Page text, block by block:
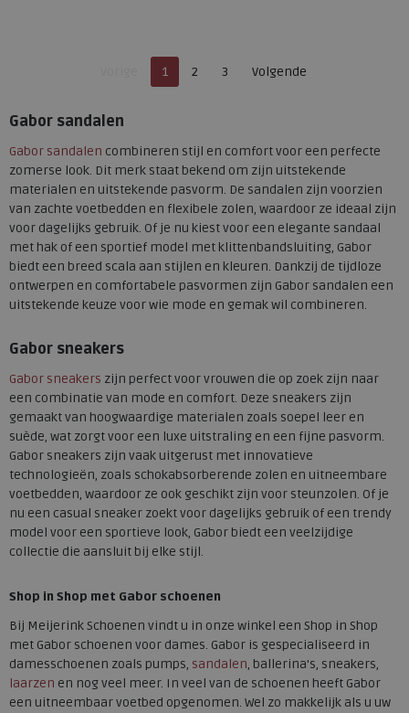
7,5
Je bent op pagina
1 2 3 VolgendePagina
Gabor sandalen
Gabor sandalen combineren stijl en comfort voor een perfecte
zomerse look. Dit merk staat bekend om zijn uitstekende
materialen en uitstekende pasvorm. De sandalen zijn voorzien
van zachte voetbedden en flexibele zolen, waardoor ze ideaal zijn
voor dagelijks gebruik. Of je nu kiest voor een elegante sandaal
met hak of een sportief model met klittenbandsluiting, Gabor
biedt een breed scala aan stijlen en kleuren. Dankzij de tijdloze
ontwerpen en comfortabele pasvormen zijn Gabor sandalen een
uitstekende keuze voor wie mode en gemak wil combineren.
Gabor sneakers
Gabor sneakers zijn perfect voor vrouwen die op zoek zijn naar
een combinatie van mode en comfort. Deze sneakers zijn
gemaakt van hoogwaardige materialen zoals soepel leer en
suède, wat zorgt voor een luxe uitstraling en een fijne pasvorm.
Gabor sneakers zijn vaak uitgerust met innovatieve
technologieën, zoals schokabsorberende zolen en uitneembare
voetbedden, waardoor ze ook geschikt zijn voor steunzolen. Of je
nu een casual sneaker zoekt voor dagelijks gebruik of een trendy
model voor een sportieve look, Gabor biedt een veelzijdige
collectie die aansluit bij elke stijl.
Shop in Shop met Gabor schoenen
Bij Meijerink Schoenen vindt u in onze winkel een Shop in Shop
met Gabor schoenen voor dames. Gabor is gespecialiseerd in
damesschoenen zoals pumps, sandalen, ballerina's, sneakers,
laarzen en nog veel meer. In veel van de schoenen heeft Gabor
een uitneembaar voetbed opgenomen. Wel zo makkelijk als u uw